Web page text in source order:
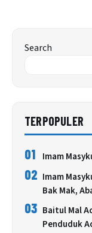
Search
TERPOPULER
01 Imam
02 Imam
Bak Mak,
03 Baitul Mal
Penduduk